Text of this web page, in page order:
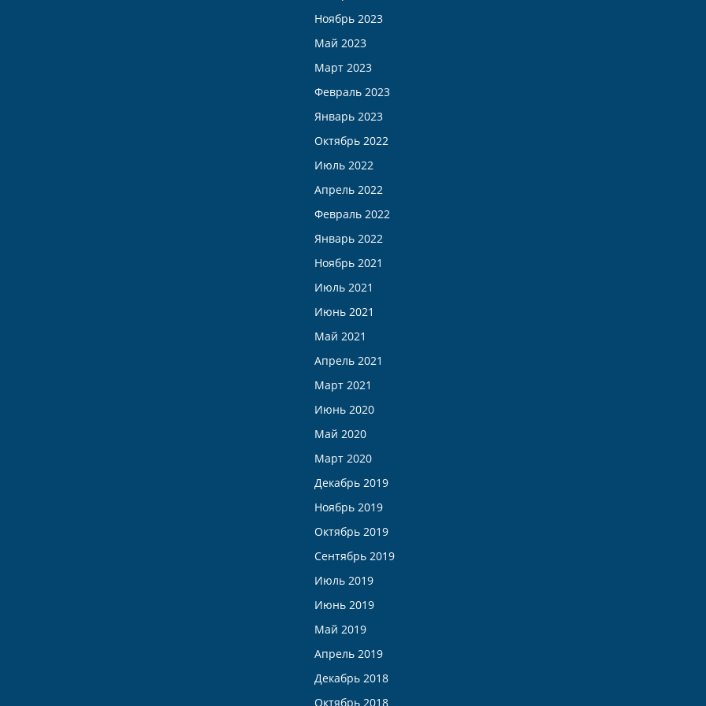
Ноябрь 2023
Май 2023
Март 2023
Февраль 2023
Январь 2023
Октябрь 2022
Июль 2022
Апрель 2022
Февраль 2022
Январь 2022
Ноябрь 2021
Июль 2021
Июнь 2021
Май 2021
Апрель 2021
Март 2021
Июнь 2020
Май 2020
Март 2020
Декабрь 2019
Ноябрь 2019
Октябрь 2019
Сентябрь 2019
Июль 2019
Июнь 2019
Май 2019
Апрель 2019
Декабрь 2018
Октябрь 2018